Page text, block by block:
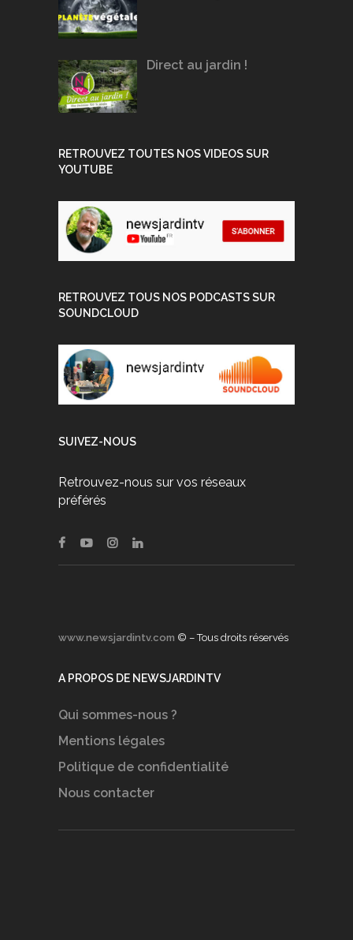
Direct au jardin !
RETROUVEZ TOUTES NOS VIDEOS SUR
YOUTUBE
RETROUVEZ TOUS NOS PODCASTS SUR
SOUNDCLOUD
SUIVEZ-NOUS
Retrouvez-nous sur vos réseaux
préférés
www.newsjardintv.com © – Tous droits réservés
A PROPOS DE NEWSJARDINTV
Qui sommes-nous ?
Mentions légales
Politique de confidentialité
Nous contacter